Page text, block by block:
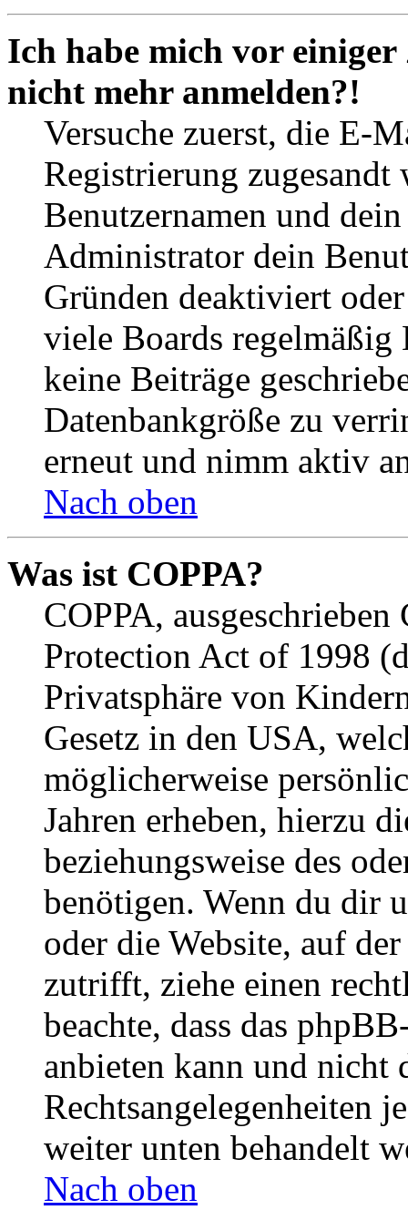
Ich habe mich vor
nicht mehr anmelden?!
Versuche zuerst, die E-
Registrierung
Benutzernamen und
Administrator dein
Gründen deaktiviert
viele Boards
keine Beiträge
Datenbankgröße zu
erneut und nimm aktiv
Nach oben
Was ist COPPA?
COPPA,
Protection Act of 1998
Privatsphäre von
Gesetz in den USA,
möglicherweise
Jahren erheben, hierzu
beziehungsweise des
benötigen. Wenn du dir
oder die Website, auf
zutrifft, ziehe einen
beachte, dass das
anbieten kann und nicht
Rechtsangelegenheiten
weiter unten behandelt
Nach oben